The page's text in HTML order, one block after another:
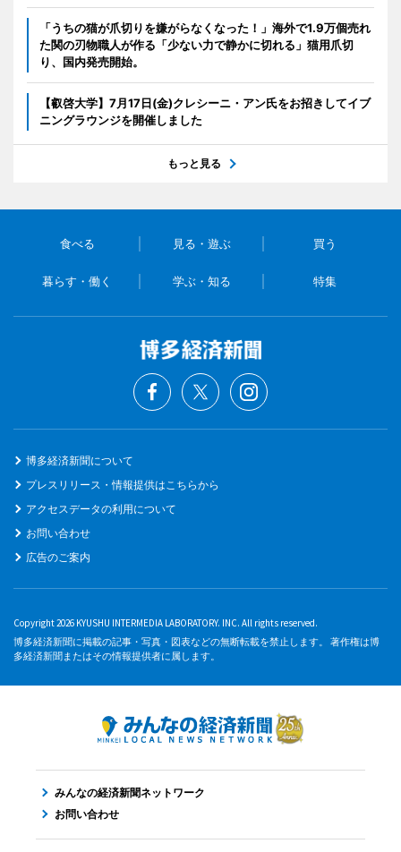
「うちの猫が爪切りを嫌がらなくなった！」海外で1.9万個売れ
た関の刃物職人が作る「少ない力で静かに切れる」猫用爪切
り、国内発売開始。
【叡啓大学】7月17日(金)クレシーニ・アン氏をお招きしてイブ
ニングラウンジを開催しました
もっと見る
食べる 見る・遊ぶ 買う
暮らす・働く 学ぶ・知る 特集
博多経済新聞について
プレスリリース・情報提供はこちらから
アクセスデータの利用について
お問い合わせ
広告のご案内
Copyright 2026 KYUSHU INTERMEDIA LABORATORY. INC. All rights reserved.
博多経済新聞に掲載の記事・写真・図表などの無断転載を禁止します。 著作権は博
多経済新聞またはその情報提供者に属します。
みんなの経済新聞ネットワーク
お問い合わせ